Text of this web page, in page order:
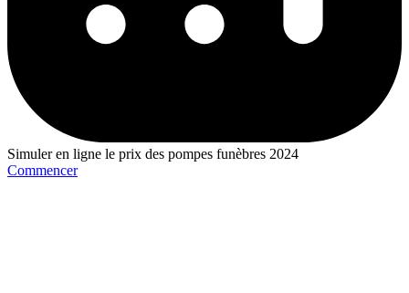
Simuler en ligne le prix des pompes funèbres 2024
Commencer